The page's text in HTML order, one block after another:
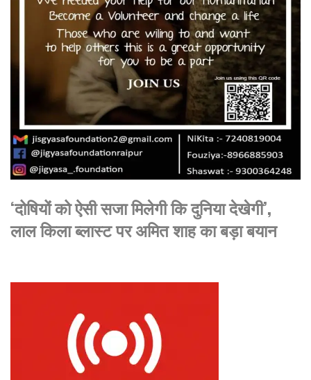
‘दोषियों को ऐसी सजा मिलेगी कि दुनिया देखेगी’,
लाल किला ब्लास्ट पर अमित शाह का बड़ा बयान